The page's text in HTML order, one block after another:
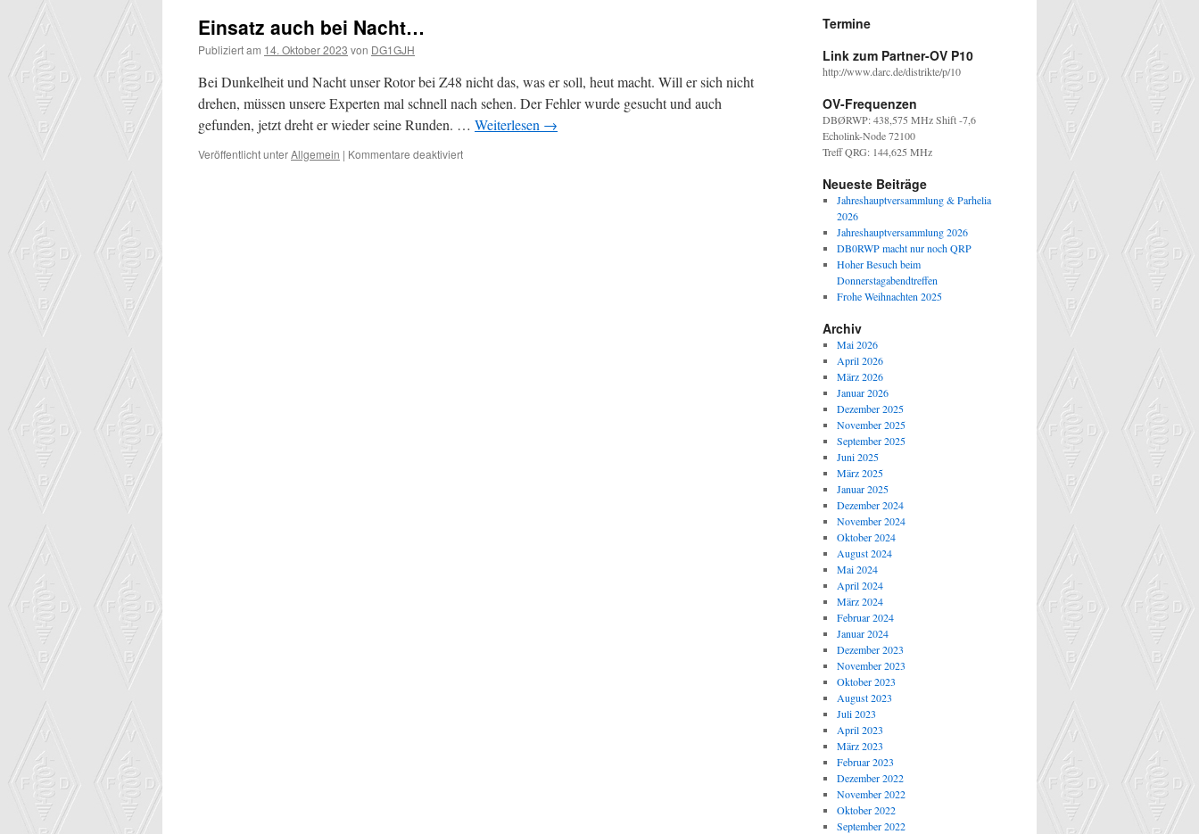
Einsatz auch bei Nacht…
Publiziert am 14. Oktober 2023 von DG1GJH
Bei Dunkelheit und Nacht unser Rotor bei Z48 nicht das, was er soll, heut macht. Will er sich nicht
drehen, müssen unsere Experten mal schnell nach sehen. Der Fehler wurde gesucht und auch
gefunden, jetzt dreht er wieder seine Runden. … Weiterlesen →
Veröffentlicht unterAllgemein | Kommentare deaktiviertfür
Termine
Link zum Partner-OV P10
http://www.darc.de/distrikte/p/10
OV-Frequenzen
DBØRWP: 438,575 MHz Shift -7,6
Echolink-Node 72100
Treff QRG: 144,625 MHz
Neueste Beiträge
Jahreshauptversammlung & Parhelia
2026
Jahreshauptversammlung 2026
DB0RWP macht nur noch QRP
Hoher Besuch beim
Donnerstagabendtreffen
Frohe Weihnachten 2025
Archiv
Mai 2026
April 2026
März 2026
Januar 2026
Dezember 2025
November 2025
September 2025
Juni 2025
März 2025
Januar 2025
Dezember 2024
November 2024
Oktober 2024
August 2024
Mai 2024
April 2024
März 2024
Februar 2024
Januar 2024
Dezember 2023
November 2023
Oktober 2023
August 2023
Juli 2023
April 2023
März 2023
Februar 2023
Dezember 2022
November 2022
Oktober 2022
September 2022